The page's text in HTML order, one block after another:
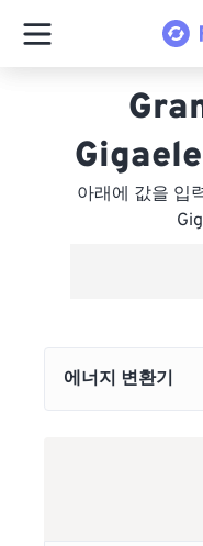
아래에 값을 입